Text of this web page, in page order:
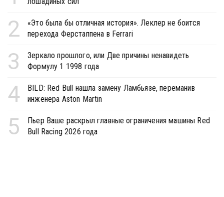
2
«Это была бы отличная история». Леклер не боится
перехода Ферстаппена в Ferrari
3
Зеркало прошлого, или Две причины ненавидеть
Формулу 1 1998 года
4
BILD: Red Bull нашла замену Ламбьязе, переманив
инженера Aston Martin
5
Пьер Ваше раскрыл главные ограничения машины Red
Bull Racing 2026 года